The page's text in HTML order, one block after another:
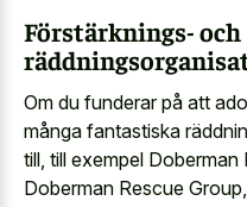
Förstärknings- och
Om du funderar på att
många fantastiska
till, till exempel
Doberman Rescue